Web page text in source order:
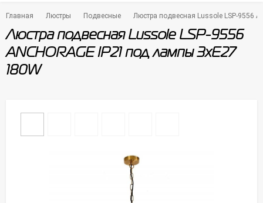
Главная Люстры Подвесные Люстра подвесная Lussole LSP-9556
Люстра подвесная Lussole LSP-9556
ANCHORAGE IP21 под лампы 3xE27
180W